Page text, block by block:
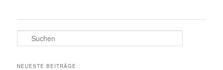
u
h
NEUESTE BEITRÄGE